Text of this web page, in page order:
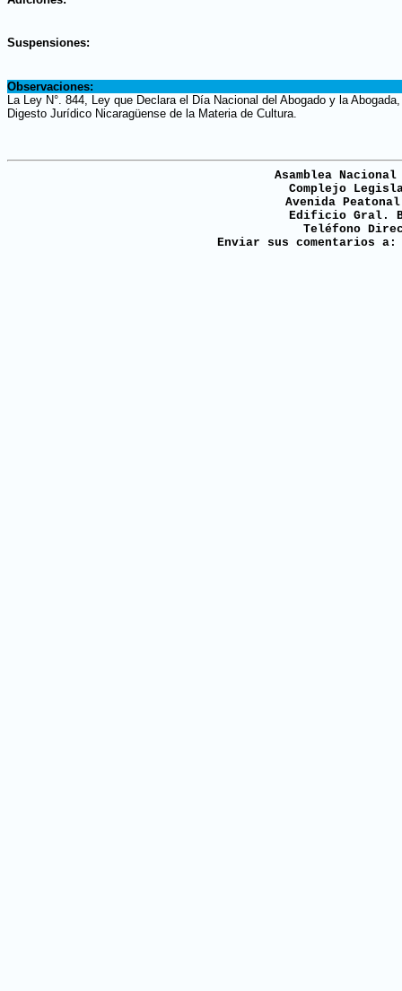
Suspensiones:
Observaciones:
La Ley N°. 844, Ley que Declara el Día Nacional del Abogado y la
Digesto Jurídico Nicaragüense de la Materia de Cultura.
Asamblea
Complejo
Avenida
Edificio Gral.
Teléfono
Enviar sus comentarios